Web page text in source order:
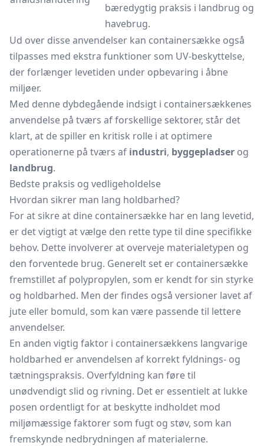
bæredygtig praksis i landbrug og
havebrug.
Ud over disse anvendelser kan containersække også
tilpasses med ekstra funktioner som UV-beskyttelse,
der forlænger levetiden under opbevaring i åbne
miljøer.
Med denne dybdegående indsigt i containersækkenes
anvendelse på tværs af forskellige sektorer, står det
klart, at de spiller en kritisk rolle i at optimere
operationerne på tværs af industri, byggepladser og
landbrug.
Bedste praksis og vedligeholdelse
Hvordan sikrer man lang holdbarhed?
For at sikre at dine containersække har en lang levetid,
er det vigtigt at vælge den rette type til dine specifikke
behov. Dette involverer at overveje materialetypen og
den forventede brug. Generelt set er containersække
fremstillet af polypropylen, som er kendt for sin styrke
og holdbarhed. Men der findes også versioner lavet af
jute eller bomuld, som kan være passende til lettere
anvendelser.
En anden vigtig faktor i containersækkens langvarige
holdbarhed er anvendelsen af korrekt fyldnings- og
tætningspraksis. Overfyldning kan føre til
unødvendigt slid og rivning. Det er essentielt at lukke
posen ordentligt for at beskytte indholdet mod
miljømæssige faktorer som fugt og støv, som kan
fremskynde nedbrydningen af materialerne.